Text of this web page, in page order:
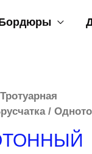
Тротуарная
/